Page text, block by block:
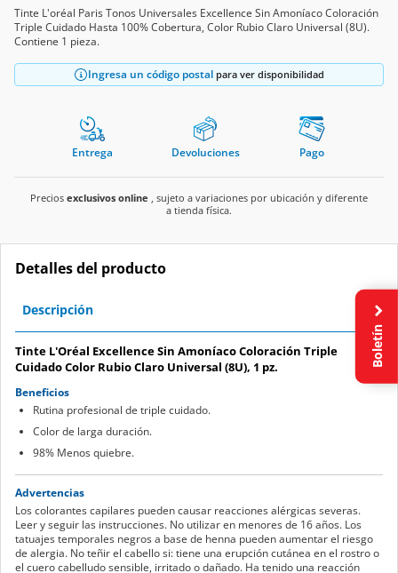
Tinte L'oréal Paris Tonos Universales Excellence Sin Amoníaco Coloración
Triple Cuidado Hasta 100% Cobertura, Color Rubio Claro Universal (8U).
Contiene 1 pieza.
Ingresa un código postal para ver disponibilidad
Entrega Devoluciones Pago
Precios exclusivos online , sujeto a variaciones por ubicación y diferente
a tienda física.
Detalles del producto
Descripción
Tinte L'Oréal Excellence Sin Amoníaco Coloración Triple
Cuidado Color Rubio Claro Universal (8U), 1 pz.
Beneficios
Rutina profesional de triple cuidado.
Color de larga duración.
98% Menos quiebre.
Advertencias
Los colorantes capilares pueden causar reacciones alérgicas severas.
Leer y seguir las instrucciones. No utilizar en menores de 16 años. Los
tatuajes temporales negros a base de henna pueden aumentar el riesgo
de alergia. No teñir el cabello si: tiene una erupción cutánea en el rostro o
el cuero cabelludo sensible, irritado o dañado. Ha tenido una reacción
Boletín